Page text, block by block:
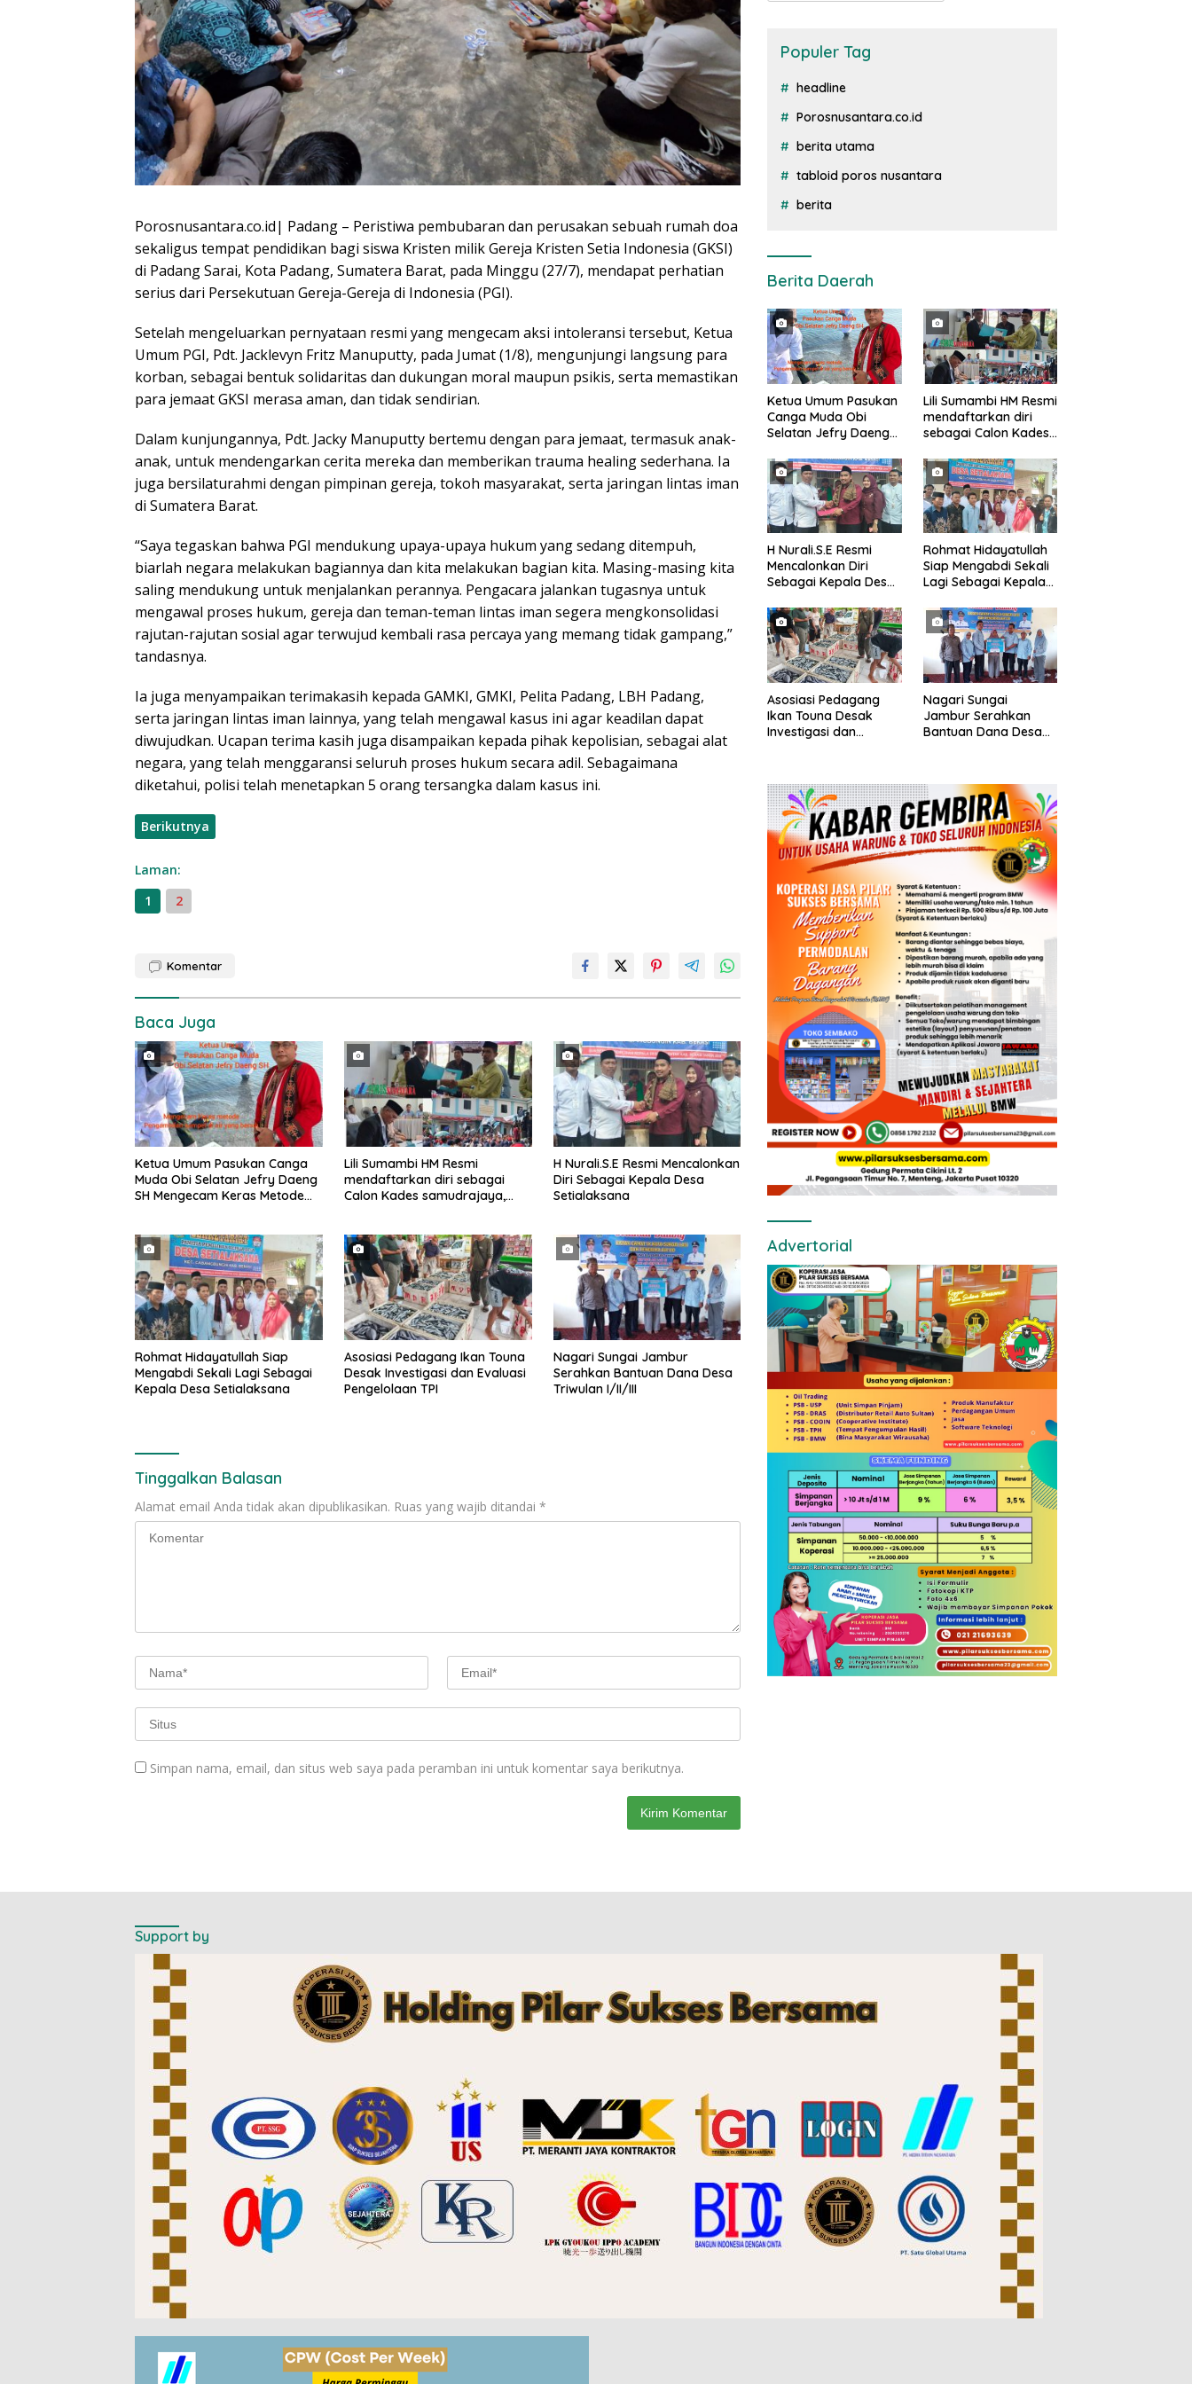
Porosnusantara.co.id| Padang – Peristiwa pembubaran dan perusakan sebuah rumah doa
sekaligus tempat pendidikan bagi siswa Kristen milik Gereja Kristen Setia Indonesia (GKSI)
di Padang Sarai, Kota Padang, Sumatera Barat, pada Minggu (27/7), mendapat perhatian
serius dari Persekutuan Gereja-Gereja di Indonesia (PGI).
Setelah mengeluarkan pernyataan resmi yang mengecam aksi intoleransi tersebut, Ketua
Umum PGI, Pdt. Jacklevyn Fritz Manuputty, pada Jumat (1/8), mengunjungi langsung para
korban, sebagai bentuk solidaritas dan dukungan moral maupun psikis, serta memastikan
para jemaat GKSI merasa aman, dan tidak sendirian.
Dalam kunjungannya, Pdt. Jacky Manuputty bertemu dengan para jemaat, termasuk anak-
anak, untuk mendengarkan cerita mereka dan memberikan trauma healing sederhana. Ia
juga bersilaturahmi dengan pimpinan gereja, tokoh masyarakat, serta jaringan lintas iman
di Sumatera Barat.
“Saya tegaskan bahwa PGI mendukung upaya-upaya hukum yang sedang ditempuh,
biarlah negara melakukan bagiannya dan kita melakukan bagian kita. Masing-masing kita
saling mendukung untuk menjalankan perannya. Pengacara jalankan tugasnya untuk
mengawal proses hukum, gereja dan teman-teman lintas iman segera mengkonsolidasi
rajutan-rajutan sosial agar terwujud kembali rasa percaya yang memang tidak gampang,”
tandasnya.
Ia juga menyampaikan terimakasih kepada GAMKI, GMKI, Pelita Padang, LBH Padang,
serta jaringan lintas iman lainnya, yang telah mengawal kasus ini agar keadilan dapat
diwujudkan. Ucapan terima kasih juga disampaikan kepada pihak kepolisian, sebagai alat
negara, yang telah menggaransi seluruh proses hukum secara adil. Sebagaimana
diketahui, polisi telah menetapkan 5 orang tersangka dalam kasus ini.
Berikutnya
Laman:
1
2
Komentar
Baca Juga
Ketua Umum Pasukan Canga
Muda Obi Selatan Jefry Daeng
SH Mengecam Keras Metode
Lili Sumambi HM Resmi
mendaftarkan diri sebagai
Calon Kades samudrajaya,
H Nurali.S.E Resmi Mencalonkan
Diri Sebagai Kepala Desa
Setialaksana
Rohmat Hidayatullah Siap
Mengabdi Sekali Lagi Sebagai
Kepala Desa Setialaksana
Asosiasi Pedagang Ikan Touna
Desak Investigasi dan Evaluasi
Pengelolaan TPI
Nagari Sungai Jambur
Serahkan Bantuan Dana Desa
Triwulan I/II/III
Tinggalkan Balasan
Alamat email Anda tidak akan dipublikasikan. Ruas yang wajib ditandai *
Simpan nama, email, dan situs web saya pada peramban ini untuk komentar saya berikutnya.
Populer Tag
headline
Porosnusantara.co.id
berita utama
tabloid poros nusantara
berita
Berita Daerah
Ketua Umum Pasukan
Canga Muda Obi
Selatan Jefry Daeng
Metode Pengambilan
Sampel Air Laut di
Laut yang Bersih
Lili Sumambi HM Resmi
mendaftarkan diri
sebagai Calon Kades
di Kawal ribuan masa
pendukungnya
H Nurali.S.E Resmi
Mencalonkan Diri
Sebagai Kepala Desa
Rohmat Hidayatullah
Siap Mengabdi Sekali
Lagi Sebagai Kepala
Asosiasi Pedagang
Ikan Touna Desak
Investigasi dan
Nagari Sungai
Jambur Serahkan
Bantuan Dana Desa
Advertorial
Support by